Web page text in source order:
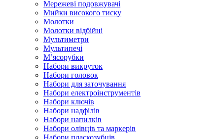
Мережеві подовжувачі
Мийки високого тиску
Молотки
Молотки відбійні
Мультиметри
Мультипечі
М’ясорубки
Набори викруток
Набори головок
Набори для заточування
Набори електроінструментів
Набори ключів
Набори надфілів
Набори напилків
Набори олівців та маркерів
Набори пласкозубців